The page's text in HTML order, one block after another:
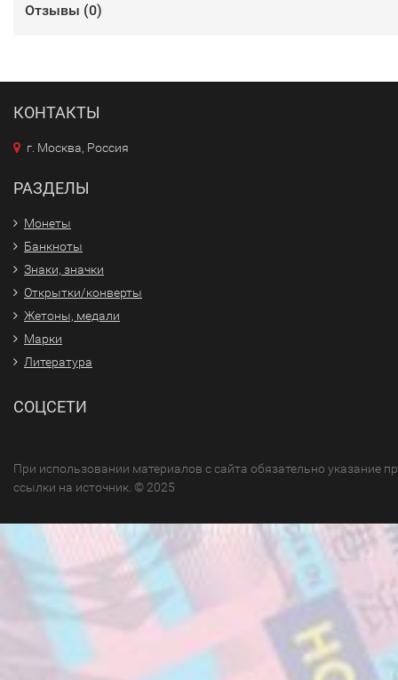
Отзывы (0)
КОНТАКТЫ
г. Москва, Россия
РАЗДЕЛЫ
Монеты
Банкноты
Знаки, значки
Открытки/конверты
Жетоны, медали
Марки
Литература
СОЦСЕТИ
При использовании материалов с сайта обязательно указание
ссылки на источник. © 2025